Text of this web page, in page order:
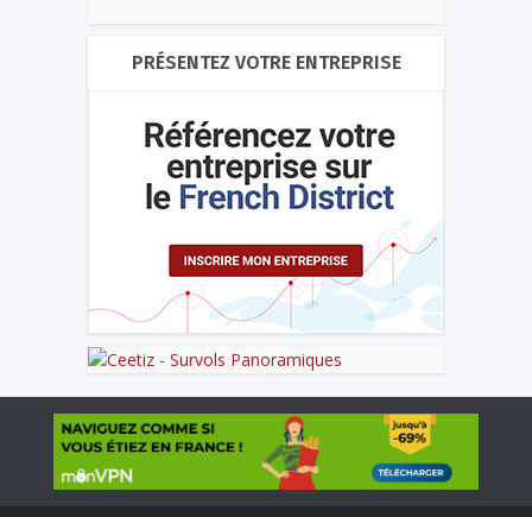
PRÉSENTEZ VOTRE ENTREPRISE